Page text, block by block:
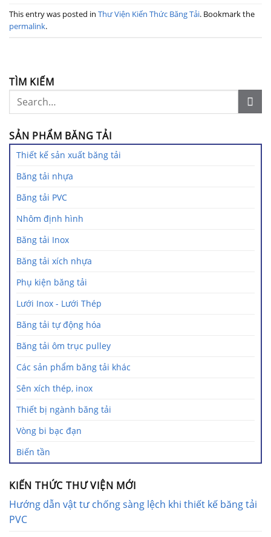
This entry was posted in Thư Viện Kiến Thức Băng Tải. Bookmark the
permalink.
TÌM KIẾM
SẢN PHẨM BĂNG TẢI
Thiết kế sản xuất băng tải
Băng tải nhựa
Băng tải PVC
Nhôm định hình
Băng tải Inox
Băng tải xích nhựa
Phụ kiện băng tải
Lưới Inox - Lưới Thép
Băng tải tự động hóa
Băng tải ôm trục pulley
Các sản phẩm băng tải khác
Sên xích thép, inox
Thiết bị ngành băng tải
Vòng bi bạc đạn
Biến tần
KIẾN THỨC THƯ VIỆN MỚI
Hướng dẫn vật tư chống sàng lệch khi thiết kế băng tải
PVC